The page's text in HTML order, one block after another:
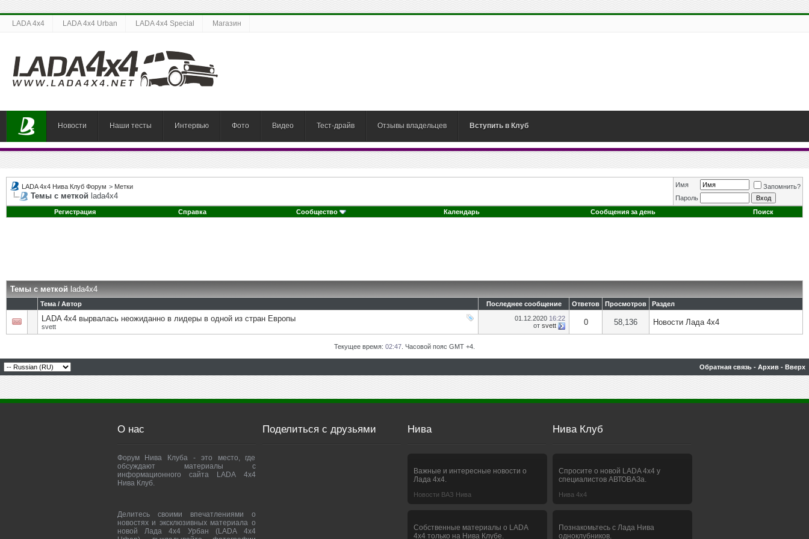
LADA 4x4 LADA 4x4 Urban LADA 4x4 Special Магазин
Новости Наши тесты Интервью Фото Видео Тест-драйв Отзывы владельцев Вступить в Клуб
LADA 4x4 Нива Клуб Форум > Метки
Темы с меткой lada4х4
Имя
Запомнить?
Пароль
Регистрация
Справка Сообщество Календарь Сообщения за день Поиск
Темы с меткой lada4х4
Тема / Автор Последнее сообщение Ответов Просмотров Раздел
LADA 4х4 вырвалась неожиданно в лидеры в одной из стран Европы
svett
01.12.2020 16:22
от svett 0 58,136 Новости Лада 4х4
Текущее время: 02:47 . Часовой пояс GMT +4.
Обратная связь - Архив - Вверх
О нас
Форум Нива Клуба - это место, где
обсуждают материалы с
информационного сайта LADA 4x4
Нива Клуб.
Делитесь своими впечатлениями о
новостях и эксклюзивных материала о
новой Лада 4х4 Урбан (LADA 4x4
Поделиться с друзьями Нива
Важные и интересные новости о
Лада 4х4.
Новости ВАЗ Нива
Собственные материалы о LADA
4x4 только на Нива Клубе.
Нива Клуб
Спросите о новой LADA 4x4 у
специалистов АВТОВАЗа.
Нива 4х4
Познакомьтесь с Лада Нива
одноклубников.